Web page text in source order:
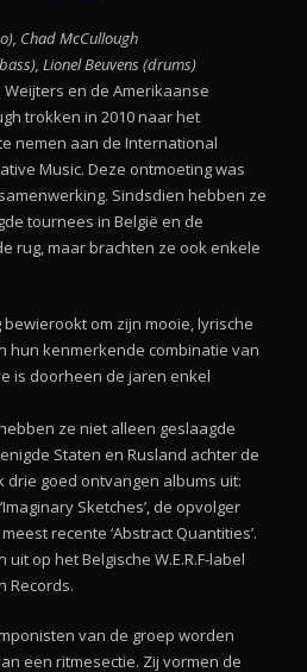
Chad McCullough
Lionel Beuvens (drums)
en de Amerikaanse
trokken in 2010 naar het
nemen aan de International
Music. Deze ontmoeting was
Sindsdien hebben ze
tournees in België en de
rug, maar brachten ze ook enkele
om zijn mooie, lyrische
hun kenmerkende combinatie van
is doorheen de jaren enkel
ze niet alleen geslaagde
Staten en Rusland achter de
drie goed ontvangen albums uit:
Sketches’, de opvolger
recente ‘Abstract Quantities’.
op het Belgische W.E.R.F-label
Records.
van de groep worden
een ritmesectie. Zij vormen de